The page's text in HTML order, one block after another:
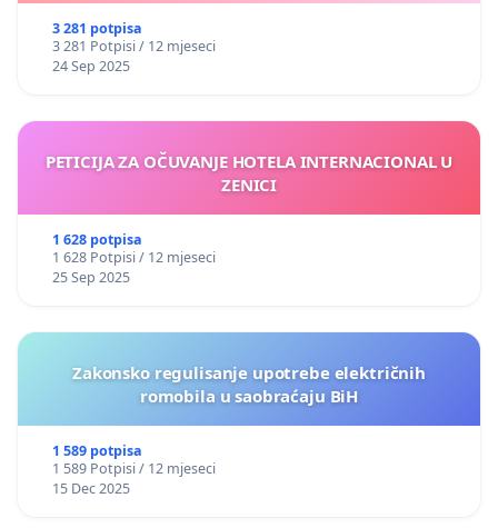
3 281 potpisa
3 281 Potpisi / 12 mjeseci
24 Sep 2025
PETICIJA ZA OČUVANJE HOTELA INTERNACIONAL U
ZENICI
1 628 potpisa
1 628 Potpisi / 12 mjeseci
25 Sep 2025
Zakonsko regulisanje upotrebe električnih
romobila u saobraćaju BiH
1 589 potpisa
1 589 Potpisi / 12 mjeseci
15 Dec 2025